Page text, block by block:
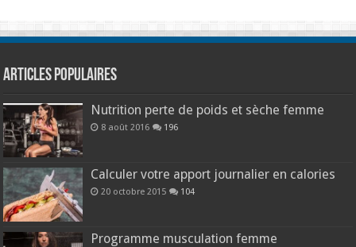
Articles populaires
Nutrition perte de poids et sèche femme
8 août 2016 196
Calculer votre apport journalier en calories
20 octobre 2015 104
Programme musculation femme